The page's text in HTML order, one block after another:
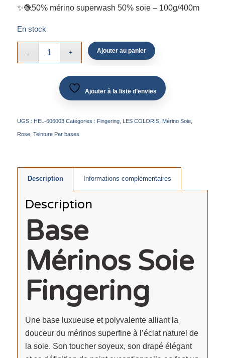
✨🧶50% mérino superwash 50% soie – 100g/400m
En stock
Ajouter au panier
Ajouter à la liste d’envies
UGS : HEL-606003 Catégories : Fingering, LES COLORIS, Mérino Soie,
Rose, Teinture Par bases
Description Informations complémentaires
Description
Base
Mérinos Soie
Fingering
Une base luxueuse et polyvalente alliant la
douceur du mérinos superfine à l’éclat naturel de
la soie. Son toucher soyeux, son drapé élégant